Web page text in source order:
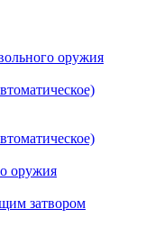
оружия
оружия
затвором